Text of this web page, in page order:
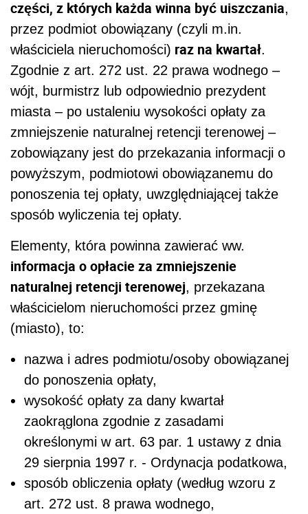
części, z których każda winna być uiszczania,
przez podmiot obowiązany (czyli m.in.
właściciela nieruchomości) raz na kwartał.
Zgodnie z art. 272 ust. 22 prawa wodnego –
wójt, burmistrz lub odpowiednio prezydent
miasta – po ustaleniu wysokości opłaty za
zmniejszenie naturalnej retencji terenowej –
zobowiązany jest do przekazania informacji o
powyższym, podmiotowi obowiązanemu do
ponoszenia tej opłaty, uwzględniającej także
sposób wyliczenia tej opłaty.
Elementy, która powinna zawierać ww.
informacja o opłacie za zmniejszenie
naturalnej retencji terenowej, przekazana
właścicielom nieruchomości przez gminę
(miasto), to:
nazwa i adres podmiotu/osoby obowiązanej
do ponoszenia opłaty,
wysokość opłaty za dany kwartał
zaokrąglona zgodnie z zasadami
określonymi w art. 63 par. 1 ustawy z dnia
29 sierpnia 1997 r. - Ordynacja podatkowa,
sposób obliczenia opłaty (według wzoru z
art. 272 ust. 8 prawa wodnego,